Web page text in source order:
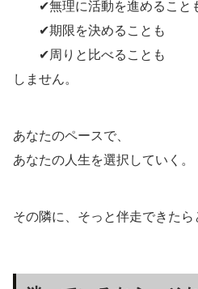
✔無理に活動を進めること
✔期限を決めることも
✔周りと比べることも
しません。
あなたのペースで、
あなたの人生を選択していく。
その隣に、そっと伴走できたら